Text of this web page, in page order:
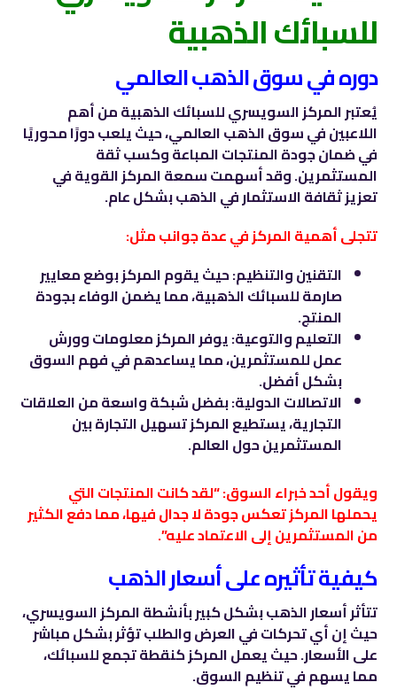
للسبائك الذهبية
دوره في سوق الذهب العالمي
يُعتبر المركز السويسري للسبائك الذهبية من أهم
اللاعبين في سوق الذهب العالمي، حيث يلعب دورًا محوريًا
في ضمان جودة المنتجات المباعة وكسب ثقة
المستثمرين. وقد أسهمت سمعة المركز القوية في
تعزيز ثقافة الاستثمار في الذهب بشكل عام.
تتجلى أهمية المركز في عدة جوانب مثل:
التقنين والتنظيم: حيث يقوم المركز بوضع معايير
صارمة للسبائك الذهبية، مما يضمن الوفاء بجودة
المنتج.
التعليم والتوعية: يوفر المركز معلومات وورش
عمل للمستثمرين، مما يساعدهم في فهم السوق
بشكل أفضل.
الاتصالات الدولية: بفضل شبكة واسعة من العلاقات
التجارية، يستطيع المركز تسهيل التجارة بين
المستثمرين حول العالم.
ويقول أحد خبراء السوق: “لقد كانت المنتجات التي
يحملها المركز تعكس جودة لا جدال فيها، مما دفع الكثير
من المستثمرين إلى الاعتماد عليه”.
كيفية تأثيره على أسعار الذهب
تتأثر أسعار الذهب بشكل كبير بأنشطة المركز السويسري،
حيث إن أي تحركات في العرض والطلب تؤثر بشكل مباشر
على الأسعار. حيث يعمل المركز كنقطة تجمع للسبائك،
مما يسهم في تنظيم السوق.